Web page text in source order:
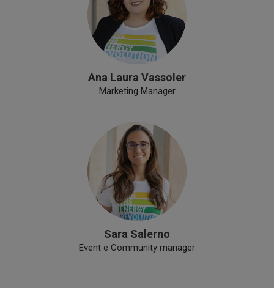
Ana Laura Vassoler
Marketing Manager
Sara Salerno
Event e Community manager